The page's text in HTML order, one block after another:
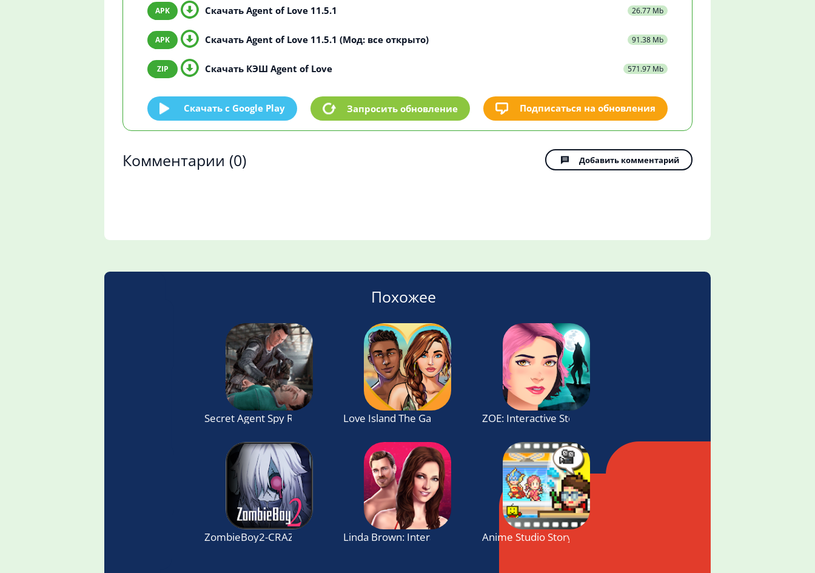
Скачать Agent of Love 11.5.1 26.77 Mb
Скачать Agent of Love 11.5.1 (Мод: все открыто) 91.38 Mb
Скачать КЭШ Agent of Love 571.97 Mb
Скачать c Google Play Запросить обновление Подписаться на обновления
Комментарии (0) Добавить комментарий
Похожее
Secret Agent Spy Rescue GameLove Island The Game ZOE: Interactive Story
ZombieBoy2-CRAZY LOVE Linda Brown: Interactive StoryAnime Studio Story